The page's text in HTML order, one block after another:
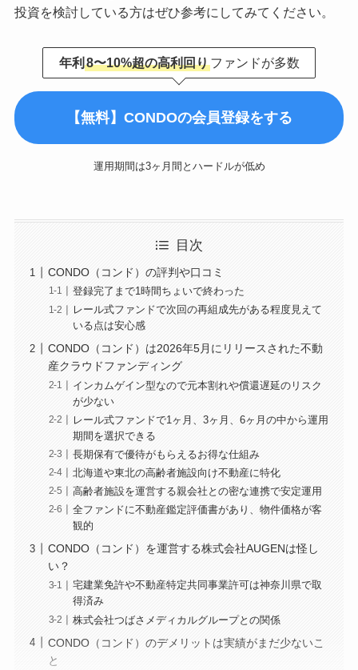
投資を検討している方はぜひ参考にしてみてください。
年利 8〜10%超の高利回りファンドが多数
【無料】CONDOの会員登録をする
運用期間は3ヶ月間とハードルが低め
目次
CONDO（コンド）の評判や口コミ
登録完了まで1時間ちょいで終わった
レール式ファンドで次回の再組成先がある程度見えて
いる点は安心感
CONDO（コンド）は2026年5月にリリースされた不動
産クラウドファンディング
インカムゲイン型なので元本割れや償還遅延のリスク
が少ない
レール式ファンドで1ヶ月、3ヶ月、6ヶ月の中から運用
期間を選択できる
長期保有で優待がもらえるお得な仕組み
北海道や東北の高齢者施設向け不動産に特化
高齢者施設を運営する親会社との密な連携で安定運用
全ファンドに不動産鑑定評価書があり、物件価格が客
観的
CONDO（コンド）を運営する株式会社AUGENは怪し
い？
宅建業免許や不動産特定共同事業許可は神奈川県で取
得済み
株式会社つばさメディカルグループとの関係
CONDO（コンド）のデメリットは実績がまだ少ないこ
と